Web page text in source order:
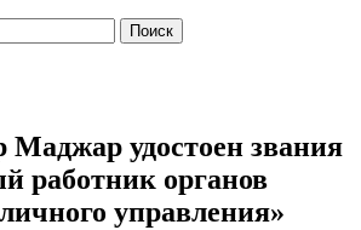
удостоен звания
работник органов
управления»